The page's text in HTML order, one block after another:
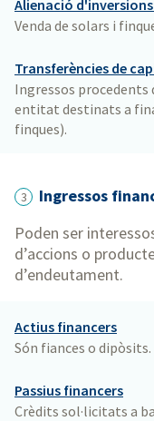
Alienació
Venda de solars i
Transferències de
Ingressos procedents
entitat destinats a
finques).
3
Ingressos
Poden ser
d’accions o
d’endeutament.
Actius financers
Són fiances o dipòsits.
Passius financers
Crèdits sol·licitats a